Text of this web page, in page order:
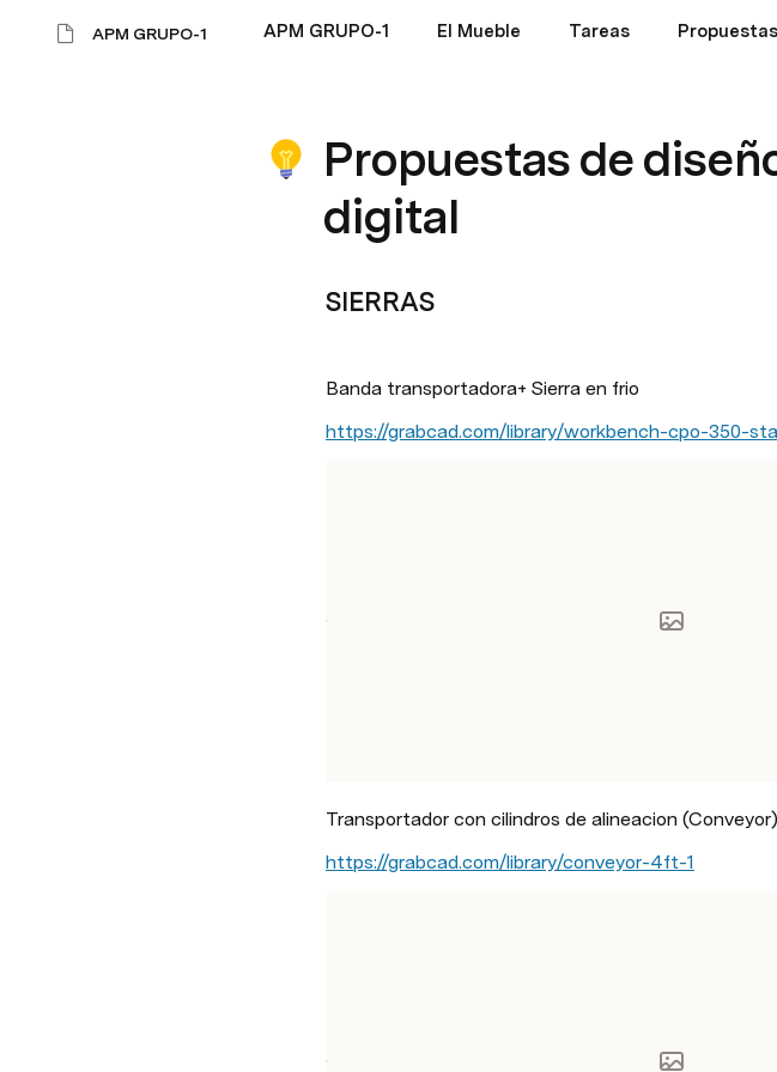
APM GRUPO-1 APM GRUPO-1 El Mueble Tareas
Propuestas de
digital
SIERRAS
Banda transportadora+ Sierra en frio
https://grabcad.com/library/workbench-cpo-350-
Transportador con cilindros de alineacion (Conveyor)
https://grabcad.com/library/conveyor-4ft-1